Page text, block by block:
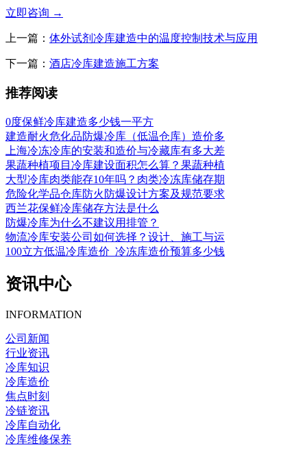
立即咨询 →
上一篇： 体外试剂冷库建造中的温度控制技术与应用
下一篇： 酒店冷库建造施工方案
推荐阅读
0度保鲜冷库建造多少钱一平方
建造耐火危化品防爆冷库（低温仓库）造价多
上海冷冻冷库的安装和造价与冷藏库有多大差
果蔬种植项目冷库建设面积怎么算？果蔬种植
大型冷库肉类能存10年吗？肉类冷冻库储存期
危险化学品仓库防火防爆设计方案及规范要求
西兰花保鲜冷库储存方法是什么
防爆冷库为什么不建议用排管？
物流冷库安装公司如何选择？设计、施工与运
100立方低温冷库造价_冷冻库造价预算多少钱
资讯中心
INFORMATION
公司新闻
行业资讯
冷库知识
冷库造价
焦点时刻
冷链资讯
冷库自动化
冷库维修保养